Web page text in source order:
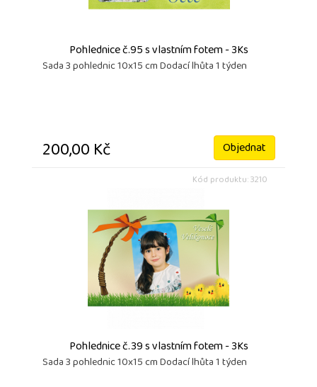
Pohlednice č.95 s vlastním fotem - 3Ks
Sada 3 pohlednic 10x15 cm Dodací lhůta 1 týden
200,00 Kč Objednat
Kód produktu: 3210
Pohlednice č.39 s vlastním fotem - 3Ks
Sada 3 pohlednic 10x15 cm Dodací lhůta 1 týden